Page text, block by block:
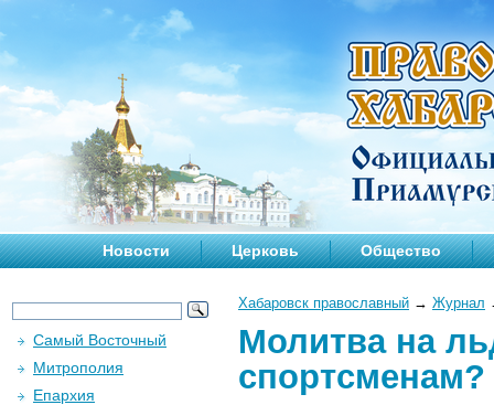
Новости Церковь Общество
Хабаровск православный → Журнал
Молитва на
спортсменам?
Самый Восточный
Митрополия
Епархия